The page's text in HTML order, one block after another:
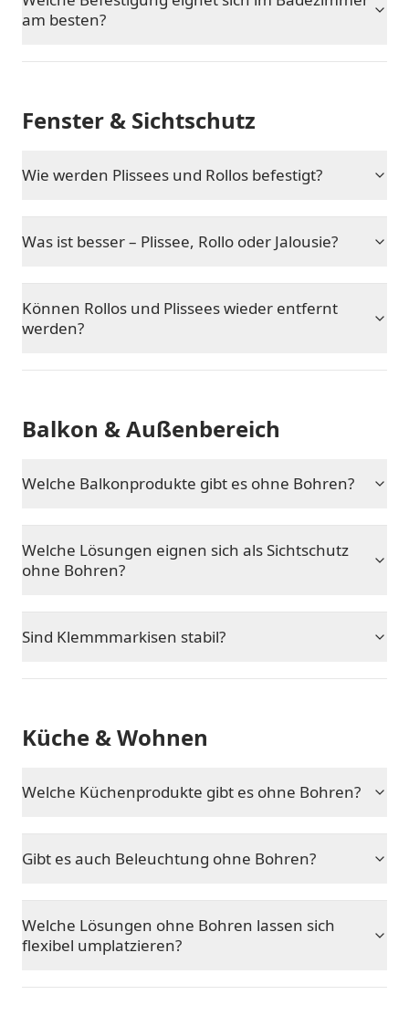
am besten?
Fenster & Sichtschutz
Wie werden Plissees und Rollos befestigt?
Was ist besser – Plissee, Rollo oder Jalousie?
Können Rollos und Plissees wieder entfernt
werden?
Balkon & Außenbereich
Welche Balkonprodukte gibt es ohne Bohren?
Welche Lösungen eignen sich als Sichtschutz
ohne Bohren?
Sind Klemmmarkisen stabil?
Küche & Wohnen
Welche Küchenprodukte gibt es ohne Bohren?
Gibt es auch Beleuchtung ohne Bohren?
Welche Lösungen ohne Bohren lassen sich
flexibel umplatzieren?